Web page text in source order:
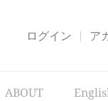
ログイン ア
ABOUT